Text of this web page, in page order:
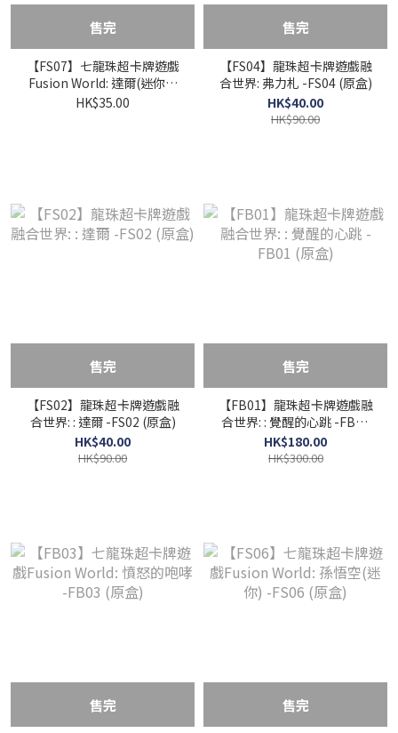
售完
【FS07】七龍珠超卡牌遊戲
Fusion World: 達爾(迷你) -
FS07 (原盒)
HK$35.00
售完
【FS04】龍珠超卡牌遊戲融
合世界: 弗力札 -FS04 (原盒)
HK$40.00
HK$90.00
售完
【FS02】龍珠超卡牌遊戲融
合世界: : 達爾 -FS02 (原盒)
HK$40.00
HK$90.00
售完
【FB01】龍珠超卡牌遊戲融
合世界: : 覺醒的心跳 -FB01
(原盒)
HK$180.00
HK$300.00
售完 售完